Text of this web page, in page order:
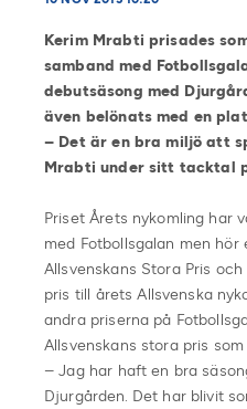
Kerim Mrabti prisades
samband med
debutsäsong med
även belönats med en
– Det är en bra miljö att
Mrabti under sitt tacktal
Priset Årets nykomling har
med Fotbollsgalan men
Allsvenskans Stora Pris
pris till årets Allsvenska
andra priserna på
Allsvenskans stora pris
– Jag har haft en bra
Djurgården. Det har blivit